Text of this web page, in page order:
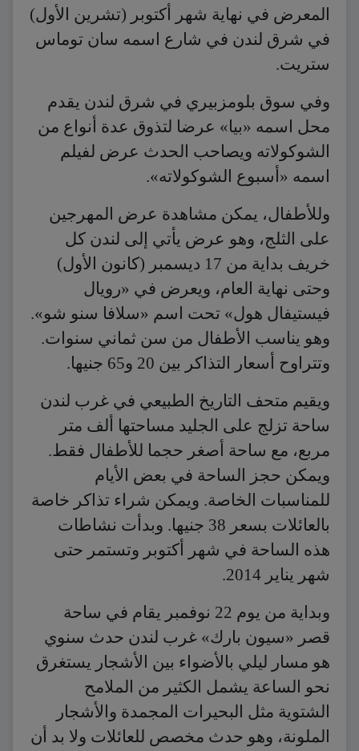
المعرض في نهاية شهر أكتوبر (تشرين الأول)
في شرق لندن في شارع اسمه سان توماس
ستريت.
وفي سوق بلومزبيري في شرق لندن يقدم
محل اسمه «بيا» عرضا لتذوق عدة أنواع من
الشوكولاته ويصاحب الحدث عرض لفيلم
اسمه «أسبوع الشوكولاته».
وللأطفال، يمكن مشاهدة عرض المهرجين
على الثلج، وهو عرض يأتي إلى لندن كل
خريف بداية من 17 ديسمبر (كانون الأول)
وحتى نهاية العام، ويعرض في «رويال
فيستيفال هول» تحت اسم «سلافا سنو شو».
وهو يناسب الأطفال من سن ثماني سنوات.
وتتراوح أسعار التذاكر بين 20 و65 جنيها.
ويقيم متحف التاريخ الطبيعي في غرب لندن
ساحة تزلج على الجليد مساحتها ألف متر
مربع، مع ساحة أصغر حجما للأطفال فقط.
ويمكن حجز الساحة في بعض الأيام
للمناسبات الخاصة. ويمكن شراء تذاكر خاصة
بالعائلات بسعر 38 جنيها. وبدأت نشاطات
هذه الساحة في شهر أكتوبر وتستمر حتى
شهر يناير 2014.
وبداية من يوم 22 نوفمبر يقام في ساحة
قصر «سيون بارك» غرب لندن حدث سنوي
هو مسار ليلي بالأضواء بين الأشجار يستغرق
نحو الساعة يشمل الكثير من الملامح
الشتوية مثل البحيرات المجمدة والأشجار
الملونة، وهو حدث مخصص للعائلات ولا بد أن